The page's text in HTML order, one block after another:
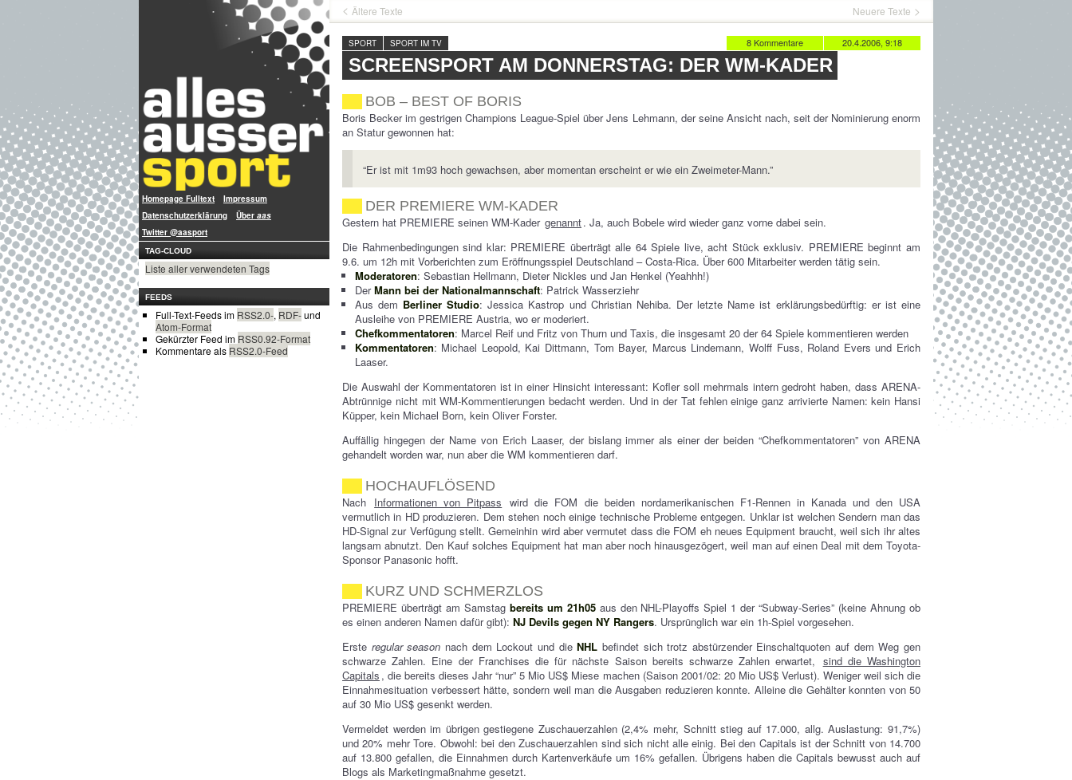
Homepage Fulltext
Impressum
Datenschutzerklärung
Über aas
Twitter @aasport
TAG-CLOUD
Liste aller verwendeten Tags
FEEDS
Full-Text-Feeds im RSS2.0-, RDF-und
Atom-Format
Gekürzter Feed im RSS0.92-Format
Kommentare als RSS2.0-Feed
Ältere Texte Neuere Texte
20.4.2006, 9:18
8 Kommentare
SPORT SPORT IM TV
SCREENSPORT AM DONNERSTAG: DER WM-KADER
BOB – BEST OF BORIS
Boris Becker im gestrigen Champions League-Spiel über Jens Lehmann, der seine Ansicht nach, seit der Nominierung enorm
an Statur gewonnen hat:
“Er ist mit 1m93 hoch gewachsen, aber momentan erscheint er wie ein Zweimeter-Mann.”
DER PREMIERE WM-KADER
Gestern hat PREMIERE seinen WM-Kader genannt. Ja, auch Bobele wird wieder ganz vorne dabei sein.
Die Rahmenbedingungen sind klar: PREMIERE überträgt alle 64 Spiele live, acht Stück exklusiv. PREMIERE beginnt am
9.6. um 12h mit Vorberichten zum Eröffnungsspiel Deutschland – Costa-Rica. Über 600 Mitarbeiter werden tätig sein.
Moderatoren: Sebastian Hellmann, Dieter Nickles und Jan Henkel (Yeahhh!)
DerMann bei der Nationalmannschaft: Patrick Wasserziehr
Aus dem Berliner Studio: Jessica Kastrop und Christian Nehiba. Der letzte Name ist erklärungsbedürftig: er ist eine
Ausleihe von PREMIERE Austria, wo er moderiert.
Chefkommentatoren: Marcel Reif und Fritz von Thurn und Taxis, die insgesamt 20 der 64 Spiele kommentieren werden
Kommentatoren: Michael Leopold, Kai Dittmann, Tom Bayer, Marcus Lindemann, Wolff Fuss, Roland Evers und Erich
Laaser.
Die Auswahl der Kommentatoren ist in einer Hinsicht interessant: Kofler soll mehrmals intern gedroht haben, dass ARENA-
Abtrünnige nicht mit WM-Kommentierungen bedacht werden. Und in der Tat fehlen einige ganz arrivierte Namen: kein Hansi
Küpper, kein Michael Born, kein Oliver Forster.
Auffällig hingegen der Name von Erich Laaser, der bislang immer als einer der beiden “Chefkommentatoren” von ARENA
gehandelt worden war, nun aber die WM kommentieren darf.
HOCHAUFLÖSEND
Nach Informationen von Pitpass wird die FOM die beiden nordamerikanischen F1-Rennen in Kanada und den USA
vermutlich in HD produzieren. Dem stehen noch einige technische Probleme entgegen. Unklar ist welchen Sendern man das
HD-Signal zur Verfügung stellt. Gemeinhin wird aber vermutet dass die FOM eh neues Equipment braucht, weil sich ihr altes
langsam abnutzt. Den Kauf solches Equipment hat man aber noch hinausgezögert, weil man auf einen Deal mit dem Toyota-
Sponsor Panasonic hofft.
KURZ UND SCHMERZLOS
PREMIERE überträgt am Samstag bereits um 21h05aus den NHL-Playoffs Spiel 1 der “Subway-Series” (keine Ahnung ob
es einen anderen Namen dafür gibt):NJ Devils gegen NY Rangers. Ursprünglich war ein 1h-Spiel vorgesehen.
Erste regular season nach dem Lockout und dieNHL befindet sich trotz abstürzender Einschaltquoten auf dem Weg gen
schwarze Zahlen. Eine der Franchises die für nächste Saison bereits schwarze Zahlen erwartet, sind die Washington
Capitals , die bereits dieses Jahr “nur” 5 Mio US$ Miese machen (Saison 2001/02: 20 Mio US$ Verlust). Weniger weil sich die
Einnahmesituation verbessert hätte, sondern weil man die Ausgaben reduzieren konnte. Alleine die Gehälter konnten von 50
auf 30 Mio US$ gesenkt werden.
Vermeldet werden im übrigen gestiegene Zuschauerzahlen (2,4% mehr, Schnitt stieg auf 17.000, allg. Auslastung: 91,7%)
und 20% mehr Tore. Obwohl: bei den Zuschauerzahlen sind sich nicht alle einig. Bei den Capitals ist der Schnitt von 14.700
auf 13.800 gefallen, die Einnahmen durch Kartenverkäufe um 16% gefallen. Übrigens haben die Capitals bewusst auch auf
Blogs als Marketingmaßnahme gesetzt.